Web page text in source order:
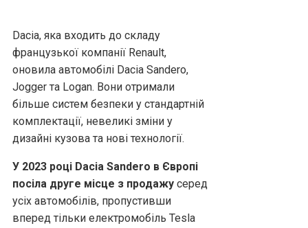
Dacia, яка входить до складу
французької компанії Renault,
оновила автомобілі Dacia Sandero,
Jogger та Logan. Вони отримали
більше систем безпеки у стандартній
комплектації, невеликі зміни у
дизайні кузова та нові технології.
У 2023 році Dacia Sandero в Європі
посіла друге місце з продажу серед
усіх автомобілів, пропустивши
вперед тільки електромобіль Tesla